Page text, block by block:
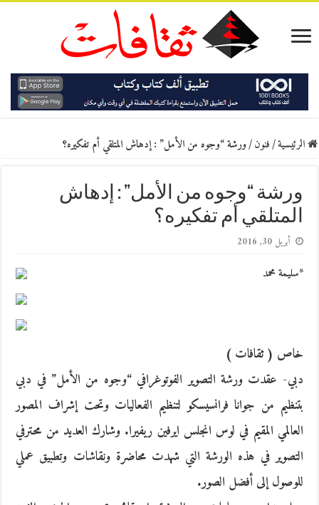
الرئيسية/فنون/ورشة “وجوه من الأمل” : إدهاش المتلقي أم تفكيره؟
ورشة “وجوه من الأمل” : إدهاش
المتلقي أم تفكيره؟
أبريل 30, 2016
*سليمة محمد
خاص ( ثقافات )
دبي- عقدت ورشة التصوير الفوتوغرافي “وجوه من الأمل” في دبي
بتنظيم من جوانا فرانسيسكو لتنظيم الفعاليات وتحت إشراف المصور
العالمي المقيم في لوس انجلس ايرفين ريفيرا. وشارك العديد من محترفي
التصوير في هذه الورشة التي شهدت محاضرة ونقاشات وتطبيق عملي
للوصول إلى أفضل الصور.